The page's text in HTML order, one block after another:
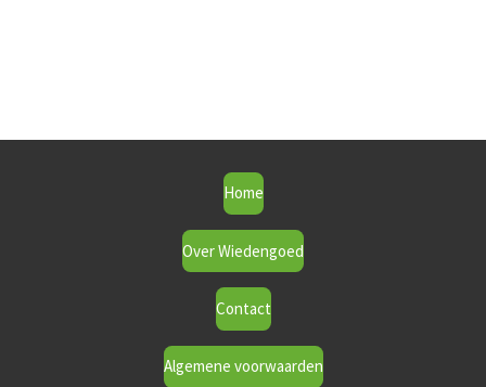
Home
Over Wiedengoed
Contact
Algemene voorwaarden